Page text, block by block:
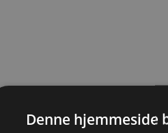
Denne hjemmeside